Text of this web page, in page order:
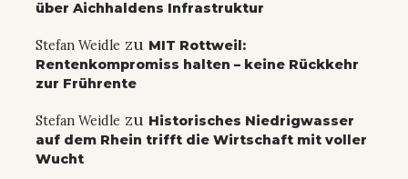
über Aichhaldens Infrastruktur
Stefan Weidle zu MIT Rottweil:
Rentenkompromiss halten – keine Rückkehr
zur Frührente
Stefan Weidle zu Historisches Niedrigwasser
auf dem Rhein trifft die Wirtschaft mit voller
Wucht